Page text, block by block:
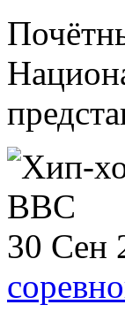
30 Сен